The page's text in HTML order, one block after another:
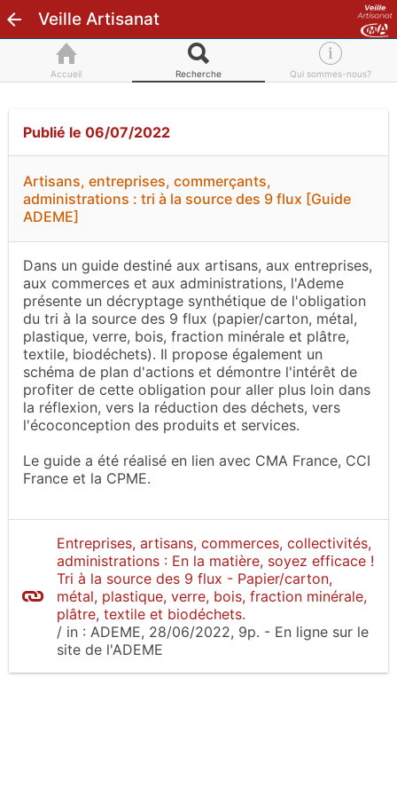
Veille Artisanat
Accueil Recherche Qui sommes-nous?
Publié le 06/07/2022
Artisans, entreprises, commerçants,
administrations : tri à la source des 9 flux [Guide
ADEME]
Dans un guide destiné aux artisans, aux entreprises,
aux commerces et aux administrations, l'Ademe
présente un décryptage synthétique de l'obligation
du tri à la source des 9 flux (papier/carton, métal,
plastique, verre, bois, fraction minérale et plâtre,
textile, biodéchets). Il propose également un
schéma de plan d'actions et démontre l'intérêt de
profiter de cette obligation pour aller plus loin dans
la réflexion, vers la réduction des déchets, vers
l'écoconception des produits et services.
Le guide a été réalisé en lien avec CMA France, CCI
France et la CPME.
Entreprises, artisans, commerces, collectivités,
administrations : En la matière, soyez efficace !
Tri à la source des 9 flux - Papier/carton,
métal, plastique, verre, bois, fraction minérale,
plâtre, textile et biodéchets.
/ in : ADEME, 28/06/2022, 9p. - En ligne sur le
site de l'ADEME